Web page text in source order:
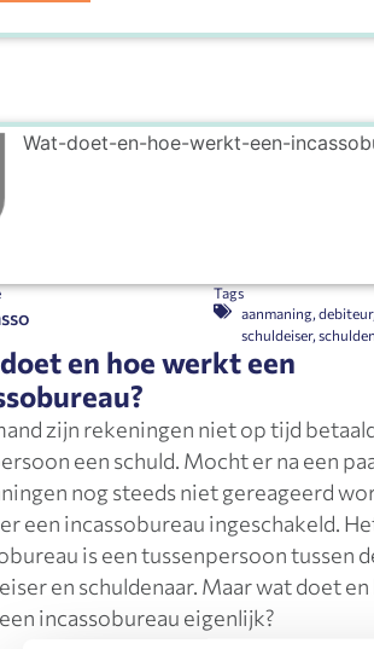
Tags
aanmaning ,debiteur,
schuldeiser,
en hoe werkt een
zijn rekeningen niet op tijd
een schuld. Mocht er na een
nog steeds niet gereageerd
een incassobureau ingeschakeld.
is een tussenpersoon tussen
en schuldenaar. Maar wat doet en
incassobureau eigenlijk?